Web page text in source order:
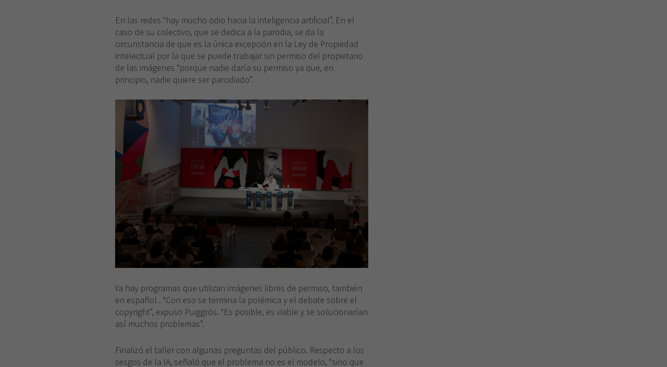
En las redes “hay mucho odio hacia la inteligencia artificial”. En el
caso de su colectivo, que se dedica a la parodia, se da la
circunstancia de que es la única excepción en la Ley de Propiedad
intelectual por la que se puede trabajar sin permiso del propietario
de las imágenes “porque nadie daría su permiso ya que, en
principio, nadie quiere ser parodiado”.
Ya hay programas que utilizan imágenes libres de permiso, también
en español . “Con eso se termina la polémica y el debate sobre el
copyright”, expuso Puiggrós. “Es posible, es viable y se solucionarían
así muchos problemas”.
Finalizó el taller con algunas preguntas del público. Respecto a los
sesgos de la IA, señaló que el problema no es el modelo, “sino que
funcione la
mejor posible
funcionalidades
desaparecerán